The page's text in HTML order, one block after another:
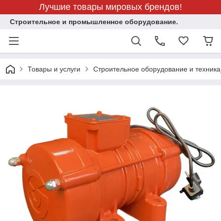
Лучшие товары мировых брендов!
Строительное и промышленное оборудование.
Товары и услуги Строительное оборудование и